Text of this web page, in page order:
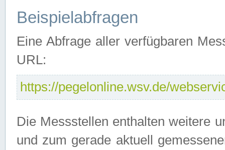
Beispielabfragen
Eine Abfrage aller verfügbaren
URL:
https://pegelonline.wsv.de/
Die Messstellen enthalten weitere
und zum gerade aktuell